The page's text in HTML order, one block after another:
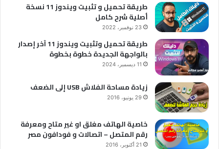
طريقة تحميل و تثبيت ويندوز 11 نسخة
أصلية شرح كامل
23 نوفمبر، 2022
طريقة تحميل وتثبيت ويندوز 11 آخر إصدار
بالواجهة الجديدة خطوة بخطوة
11 ديسمبر، 2024
زيادة مساحة الفلاش USB إلى الضعف
29 يونيو، 2016
خاصية الهاتف مغلق او غير متاح ومعرفة
رقم المتصل – اتصالات و فودافون مصر
21 أكتوبر، 2016